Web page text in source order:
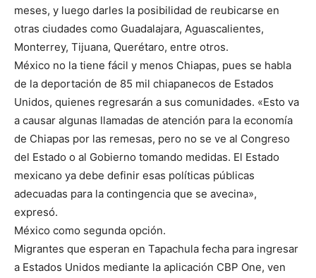
meses, y luego darles la posibilidad de reubicarse en
otras ciudades como Guadalajara, Aguascalientes,
Monterrey, Tijuana, Querétaro, entre otros.
México no la tiene fácil y menos Chiapas, pues se habla
de la deportación de 85 mil chiapanecos de Estados
Unidos, quienes regresarán a sus comunidades. «Esto va
a causar algunas llamadas de atención para la economía
de Chiapas por las remesas, pero no se ve al Congreso
del Estado o al Gobierno tomando medidas. El Estado
mexicano ya debe definir esas políticas públicas
adecuadas para la contingencia que se avecina»,
expresó.
México como segunda opción.
Migrantes que esperan en Tapachula fecha para ingresar
a Estados Unidos mediante la aplicación CBP One, ven